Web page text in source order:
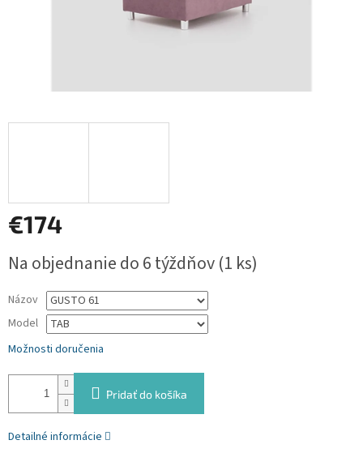
€174
cena:
Na objednanie do 6 týždňov(1 ks)
Názov
Model
Možnosti doručenia
Pridať do košíka
Detailné informácie